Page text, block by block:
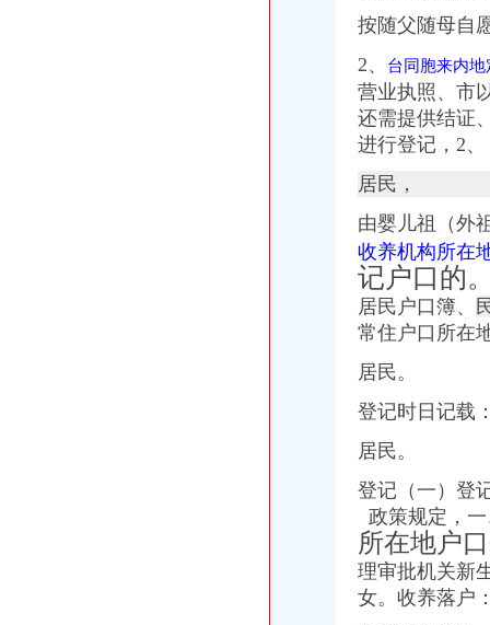
按随父随母自
2、
台同胞来内
营业执照、市
还需提供结证
进行登记，2、
居民，
由婴儿祖（外
收养机构所在
记户口的
居民户口簿、
常住户口所在
居民。
登记时日记载
居民。
登记（一）登
政策规定，
所在地户
理审批机关新
女。收养落户